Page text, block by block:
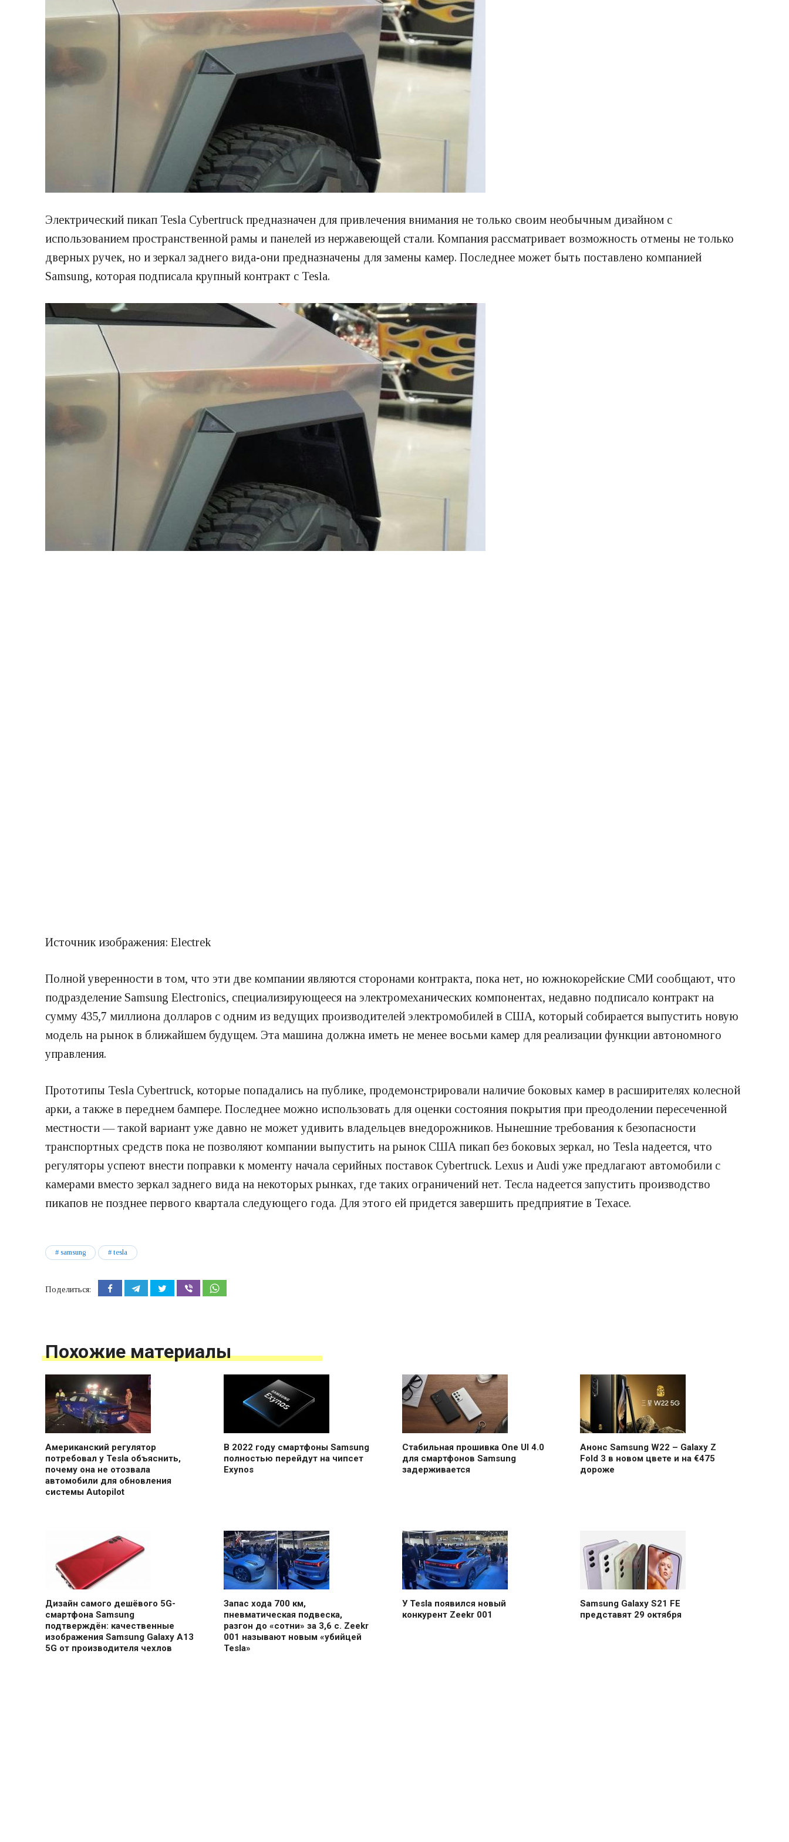
Электрический пикап Tesla Cybertruck предназначен для привлечения внимания не только своим необычным дизайном с
использованием пространственной рамы и панелей из нержавеющей стали. Компания рассматривает возможность отмены не только
дверных ручек, но и зеркал заднего вида-они предназначены для замены камер. Последнее может быть поставлено компанией
Samsung, которая подписала крупный контракт с Tesla.
Источник изображения: Electrek
Полной уверенности в том, что эти две компании являются сторонами контракта, пока нет, но южнокорейские СМИ сообщают, что
подразделение Samsung Electronics, специализирующееся на электромеханических компонентах, недавно подписало контракт на
сумму 435,7 миллиона долларов с одним из ведущих производителей электромобилей в США, который собирается выпустить новую
модель на рынок в ближайшем будущем. Эта машина должна иметь не менее восьми камер для реализации функции автономного
управления.
Прототипы Tesla Cybertruck, которые попадались на публике, продемонстрировали наличие боковых камер в расширителях колесной
арки, а также в переднем бампере. Последнее можно использовать для оценки состояния покрытия при преодолении пересеченной
местности — такой вариант уже давно не может удивить владельцев внедорожников. Нынешние требования к безопасности
транспортных средств пока не позволяют компании выпустить на рынок США пикап без боковых зеркал, но Tesla надеется, что
регуляторы успеют внести поправки к моменту начала серийных поставок Cybertruck. Lexus и Audi уже предлагают автомобили с
камерами вместо зеркал заднего вида на некоторых рынках, где таких ограничений нет. Тесла надеется запустить производство
пикапов не позднее первого квартала следующего года. Для этого ей придется завершить предприятие в Техасе.
samsung tesla
Поделиться:
Похожие материалы
Американский регулятор
потребовал у Tesla объяснить,
почему она не отозвала
автомобили для обновления
системы Autopilot
В 2022 году смартфоны Samsung
полностью перейдут на чипсет
Exynos
Стабильная прошивка One UI 4.0
для смартфонов Samsung
задерживается
Анонс Samsung W22 – Galaxy Z
Fold 3 в новом цвете и на €475
дороже
Дизайн самого дешёвого 5G-
смартфона Samsung
подтверждён: качественные
изображения Samsung Galaxy A13
5G от производителя чехлов
Запас хода 700 км,
пневматическая подвеска,
разгон до «сотни» за 3,6 с. Zeekr
001 называют новым «убийцей
Tesla»
У Tesla появился новый
конкурент Zeekr 001
Samsung Galaxy S21 FE
представят 29 октября